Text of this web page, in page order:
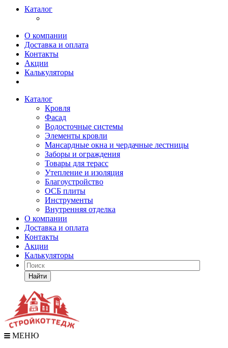
Каталог
О компании
Доставка и оплата
Контакты
Акции
Калькуляторы
Каталог
Кровля
Фасад
Водосточные системы
Элементы кровли
Мансардные окна и чердачные лестницы
Заборы и ограждения
Товары для терасс
Утепление и изоляция
Благоустройство
ОСБ плиты
Инструменты
Внутренняя отделка
О компании
Доставка и оплата
Контакты
Акции
Калькуляторы
Найти
МЕНЮ